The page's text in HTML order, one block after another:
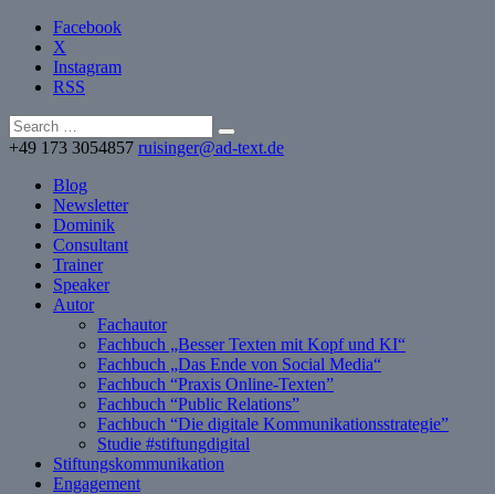
Facebook
X
Instagram
RSS
+49 173 3054857 ruisinger@ad-text.de
Blog
Newsletter
Dominik
Consultant
Trainer
Speaker
Autor
Fachautor
Fachbuch „Besser Texten mit Kopf und KI“
Fachbuch „Das Ende von Social Media“
Fachbuch “Praxis Online-Texten”
Fachbuch “Public Relations”
Fachbuch “Die digitale Kommunikationsstrategie”
Studie #stiftungdigital
Stiftungskommunikation
Engagement